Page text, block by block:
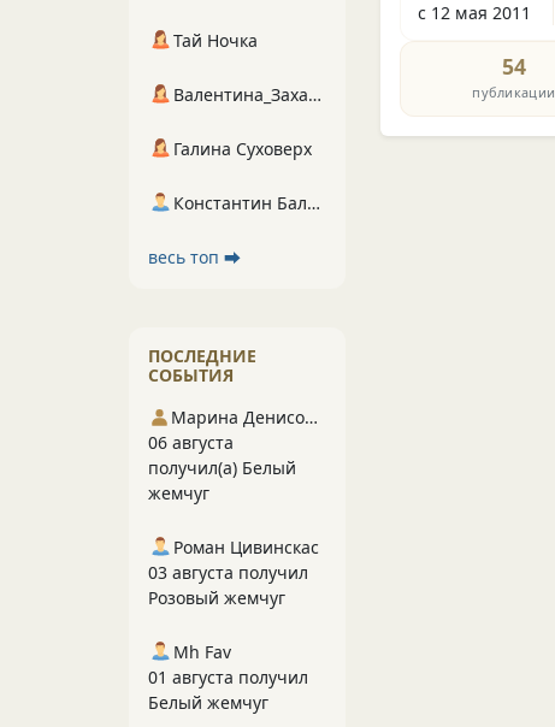
с 12 мая 2011
54
публикации
Тай Ночка
Валентина_Захарова
Галина Суховерх
Константин Балухта
весь топ ⮕
ПОСЛЕДНИЕ
СОБЫТИЯ
Марина Денисова 5
06 августа
получил(а) Белый
жемчуг
Роман Цивинскас
03 августа получил
Розовый жемчуг
Mh Fav
01 августа получил
Белый жемчуг